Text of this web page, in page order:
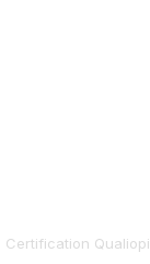
Certification Qualiopi